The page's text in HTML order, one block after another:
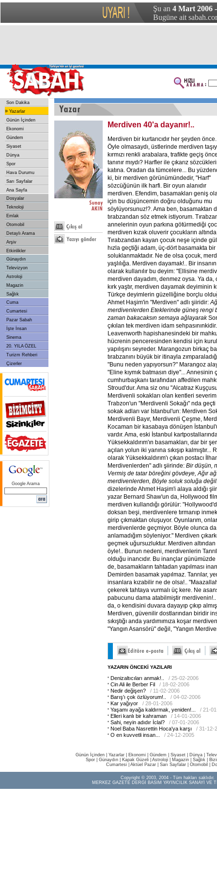
Şu an 4 Mart 2006
Bugüne ait
Son Dakika
» Yazarlar
Günün İçinden
Ekonomi
Gündem
Siyaset
Dünya
Spor
Hava Durumu
Sarı Sayfalar
Ana Sayfa
Dosyalar
Teknoloji
Emlak
Otomobil
Detaylı Arama
Arşiv
Etkinlikler
Günaydın
Televizyon
Astroloji
Magazin
Sağlık
Cuma
Cumartesi
Pazar Sabah
İşte İnsan
Sinema
20. YILA ÖZEL
Turizm Rehberi
Çizerler
Google Arama
Merdiven 40'a dayanır!..
Merdiven bir kurtarıcıdır her şeyden önce.
Öyle olmasaydı, üstlerinde merdiven
kırmızı renkli arabalara, trafikte geçiş
tanınır mıydı? Harfler ile çıkarız
katına. Oradan da tümcelere... Bu
ki, bir merdiven görünümündedir, "Harf"
sözcüğünün ilk harfi. Bir oyun alanıdır
merdiven. Efendim, basamakları geniş
için bu düşüncemin doğru olduğunu mu
söylüyorsunuz!?. Ama ben, basamaktan
tırabzandan söz etmek istiyorum.
annelerinin oyun parkına götürmediği
merdiven kızak oluverir çocukların
Tırabzandan kayan çocuk neşe içinde
hızla geçtiği adam, üç-dört basamakta
soluklanmaktadır. Ne de olsa çocuk,
yaşlılığa. Merdiven dayamak!.. Bir
olarak kullanılır bu deyim: "Ellisine
merdiven dayadım, denmez oysa. Ya da,
kırk yaştır, merdiven dayamak deyiminin
Türkçe deyimlerin güzelliğine borçlu
Ahmet Haşim'in "Merdiven" adlı şiiridir:
merdivenlerden Eteklerinde güneş rengi
zaman bakacaksın semaya ağlayarak
çıkılan tek merdiven idam
Leavenworth hapishanesindeki bir
hücrenin penceresinden kendisi için
yapılışını seyreder. Marangozun birkaç
tırabzanını büyük bir itinayla
"Bunu neden yapıyorsun?" Marangoz
"Eline kıymık batmasın diye"... Annesinin
cumhurbaşkanı tarafından affedilen
Stroud'dur. Ama siz onu "Alcatraz
Merdivenli sokakları olan kentleri
Trabzon'un "Merdivenli Sokağı" nda
sokak adları var İstanbul'un: Merdiven
Merdivenli Bayır, Merdivenli Çeşme,
Kocaman bir kasabaya dönüşen
vardır. Ama, eski İstanbul
Yüksekkaldırım'ın basamakları, dar bir
açılan yolun iki yanına sıkışıp kalmıştır...
olarak Yüksekkaldırım'ı çıkan postacı
Merdivenlerden" adlı şiirinde: Bir düşün,
Vermiş de tatar böreğini gövdeye, Ağır
merdivenlerden, Böyle soluk soluğa
dizelerinde Ahmet Haşim'i alaya aldığı
yazar Bernard Shaw'un da, Hollywood
merdiven kullandığı görülür:
doksan beşi, merdivenlere tırmanıp
girip çıkmaktan oluşuyor. Oyunlarım,
merdivenlerde geçmiyor. Böyle olunca
anlamadığım söyleniyor." Merdiven
geçmek uğursuzluktur. Merdiven
öyle!.. Bunun nedeni, merdivenlerin
olduğu inancıdır. Bu inançlar günümüzde
de, basamakların tahtadan yapılması
Demirden basamak yapılmaz. Tanrılar,
insanlara kızabilir ne de olsa!..
çekerek tahtaya vurmalı üç kere. Ne
pabucunu dama atabilmiştir merdivenin!..
da, o kendisini duvara dayayıp çıkıp
Merdiven, güvenilir dostlarından biridir
sıkıştığı anda yardımımıza koşar
"Yangın Asansörü" değil, "Yangın
YAZARIN ÖNCEKİ YAZILARI
Denizaltıcıları anmak!..
/ 25-02-2006
Cin Ali ile Berber Fil
/ 18-02-2006
Nedir değişen?
/ 11-02-2006
Barış'ı çok özlüyorum!..
/ 04-02-2006
Kar yağıyor
/ 28-01-2006
Yaşamı ayağa kaldırmak, yeniden!...
/ 21-
Elleri kanlı bir kahraman
/ 14-01-2006
Sahi, neyin adıdır İclal?
/ 07-01-2006
Noel Baba Nasrettin Hoca'ya karşı
/ 31-12-
O en kuvvetli insan...
/ 24-12-2005
Günün İçinden Yazarlar Ekonomi Gündem Siyaset Dünya |
Spor
Günaydın Kapak Güzeli Astroloji Magazin Sağlık
Cumartesi| Aktüel Pazar| Sarı Sayfalar| Otomobil
Copyright © 2003, 2004 - Tüm hakları saklıdır.
MERKEZ GAZETE DERGİ BASIM YAYINCILIK SANAYİ VE